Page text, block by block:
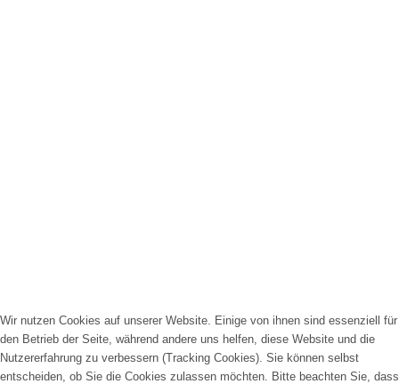
Wir nutzen Cookies auf unserer Website. Einige von ihnen sind essenziell für
den Betrieb der Seite, während andere uns helfen, diese Website und die
Nutzererfahrung zu verbessern (Tracking Cookies). Sie können selbst
entscheiden, ob Sie die Cookies zulassen möchten. Bitte beachten Sie, dass